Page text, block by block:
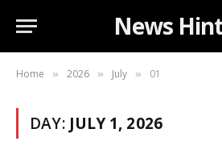
News
Home » 2026 » July » 01
DAY: JULY 1, 2026